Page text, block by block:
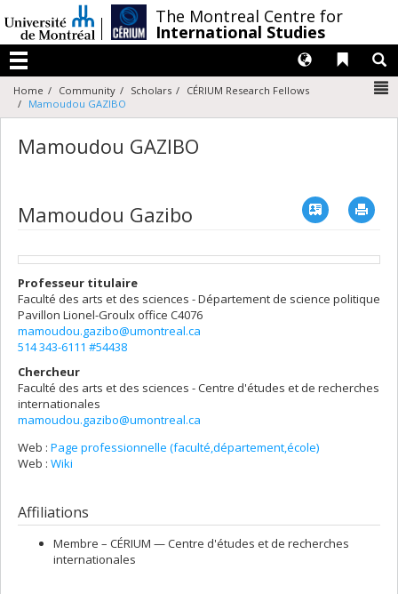
au
contenu
The Montreal Centre for
International Studies
Menu
Liens
Langues
Home Community Scholars
CÉRIUM Research Fellows
Mamoudou GAZIBO
Mamoudou GAZIBO
Mamoudou Gazibo Vcard
Professeur titulaire
Faculté des arts et des sciences - Département de science politique
Pavillon Lionel-Groulx office C4076
mamoudou.gazibo@umontreal.ca
514 343-6111 #54438
Chercheur
Faculté des arts et des sciences - Centre d'études et de recherches
internationales
mamoudou.gazibo@umontreal.ca
Web : Page professionnelle (faculté,département,école)
Web : Wiki
Affiliations
Membre – CÉRIUM — Centre d'études et de recherches
internationales